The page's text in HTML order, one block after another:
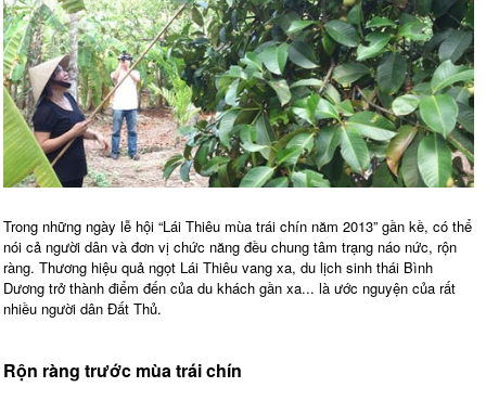
Trong những ngày lễ hội “Lái Thiêu mùa trái chín năm 2013” gần kề, có thể
nói cả người dân và đơn vị chức năng đều chung tâm trạng náo nức, rộn
ràng. Thương hiệu quả ngọt Lái Thiêu vang xa, du lịch sinh thái Bình
Dương trở thành điểm đến của du khách gần xa... là ước nguyện của rất
nhiều người dân Đất Thủ.
Rộn ràng trước mùa trái chín